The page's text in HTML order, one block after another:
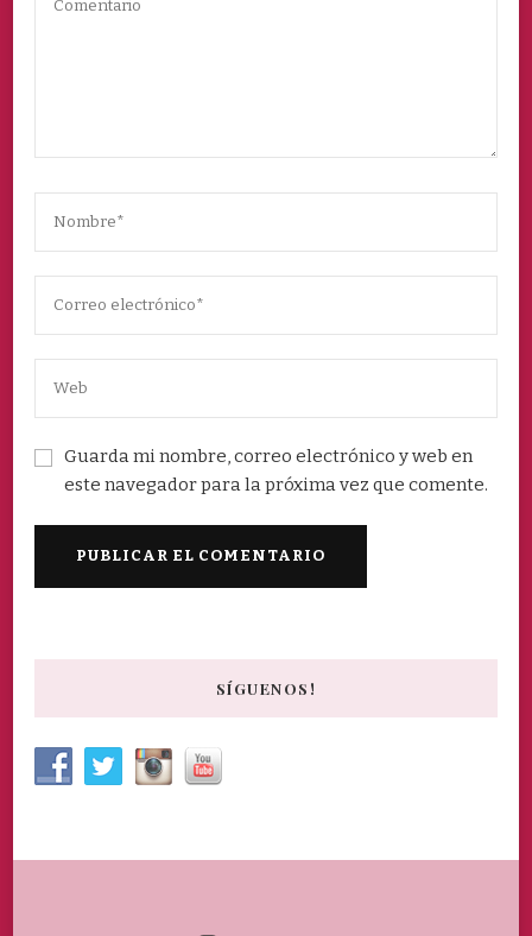
Guarda mi nombre, correo electrónico y web en
este navegador para la próxima vez que comente.
SÍGUENOS!